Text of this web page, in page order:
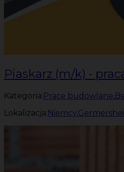
Piaskarz (m/k) -
Kategoria: Prace budowlane,
Lokalizacja: Niemcy,